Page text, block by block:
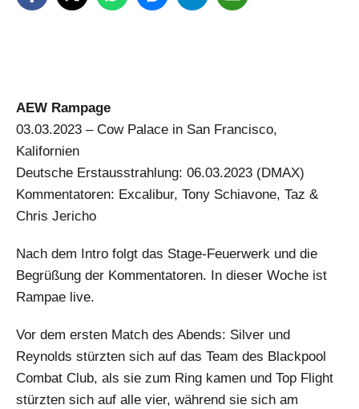
AEW Rampage
03.03.2023 – Cow Palace in San Francisco,
Kalifornien
Deutsche Erstausstrahlung: 06.03.2023 (DMAX)
Kommentatoren: Excalibur, Tony Schiavone, Taz &
Chris Jericho
Nach dem Intro folgt das Stage-Feuerwerk und die
Begrüßung der Kommentatoren. In dieser Woche ist
Rampae live.
Vor dem ersten Match des Abends: Silver und
Reynolds stürzten sich auf das Team des Blackpool
Combat Club, als sie zum Ring kamen und Top Flight
stürzten sich auf alle vier, während sie sich am